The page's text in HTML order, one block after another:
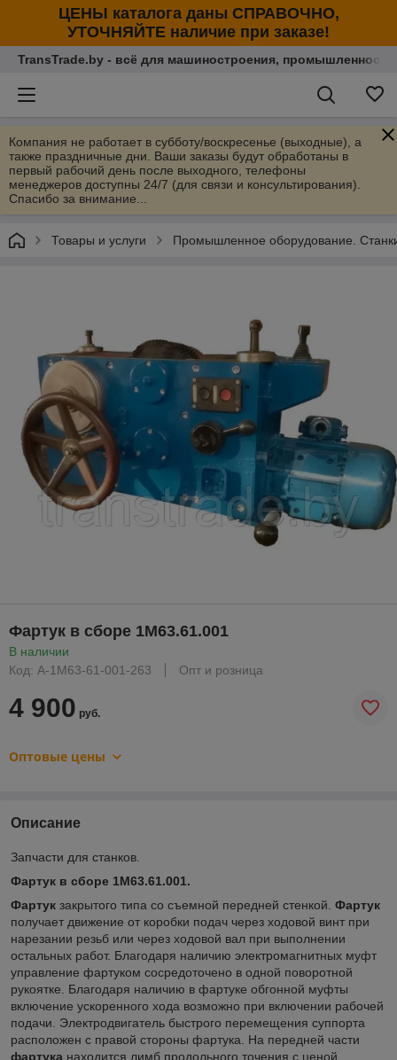
ЦЕНЫ каталога даны СПРАВОЧНО,
УТОЧНЯЙТЕ наличие при заказе!
TransTrade.by - всё для машиностроения,
Компания не работает в субботу/воскресенье (выходные), а
также праздничные дни. Ваши заказы будут обработаны в
первый рабочий день после выходного, телефоны
менеджеров доступны 24/7 (для связи и консультирования).
Спасибо за внимание...
Товары и услуги Промышленное оборудование.
Фартук в сборе 1М63.61.001
В наличии
Код: A-1M63-61-001-263
Опт и розница
4 900 руб.
Оптовые цены
Описание
Запчасти для станков.
Фартук в сборе 1М63.61.001.
Фартук закрытого типа со съемной передней стенкой. Фартук
получает движение от коробки подач через ходовой винт при
нарезании резьб или через ходовой вал при выполнении
остальных работ. Благодаря наличию электромагнитных муфт
управление фартуком сосредоточено в одной поворотной
рукоятке. Благодаря наличию в фартуке обгонной муфты
включение ускоренного хода возможно при включении рабочей
подачи. Электродвигатель быстрого перемещения суппорта
расположен с правой стороны фартука. На передней части
фартука находится лимб продольного точения с ценой